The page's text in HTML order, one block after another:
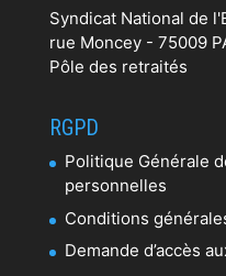
Syndicat National de
rue Moncey - 75009
Pôle des retraités
RGPD
Politique Générale
personnelles
Conditions
Demande d’accès